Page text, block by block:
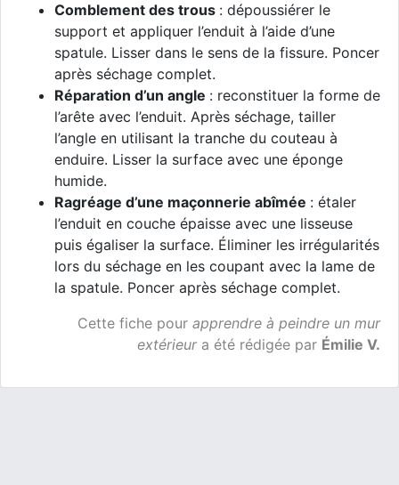
Comblement des trous : dépoussiérer le
support et appliquer l’enduit à l’aide d’une
spatule. Lisser dans le sens de la fissure. Poncer
après séchage complet.
Réparation d’un angle : reconstituer la forme de
l’arête avec l’enduit. Après séchage, tailler
l’angle en utilisant la tranche du couteau à
enduire. Lisser la surface avec une éponge
humide.
Ragréage d’une maçonnerie abîmée : étaler
l’enduit en couche épaisse avec une lisseuse
puis égaliser la surface. Éliminer les irrégularités
lors du séchage en les coupant avec la lame de
la spatule. Poncer après séchage complet.
Cette fiche pour apprendre à peindre un mur
extérieur a été rédigée par Émilie V.